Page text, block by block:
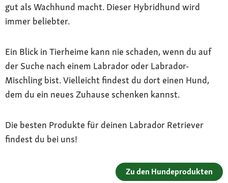
gut als Wachhund macht. Dieser Hybridhund wird
immer beliebter.
Ein Blick in Tierheime kann nie schaden, wenn du auf
der Suche nach einem Labrador oder Labrador-
Mischling bist. Vielleicht findest du dort einen Hund,
dem du ein neues Zuhause schenken kannst.
Die besten Produkte für deinen Labrador Retriever
findest du bei uns!
Zu den Hundeprodukten